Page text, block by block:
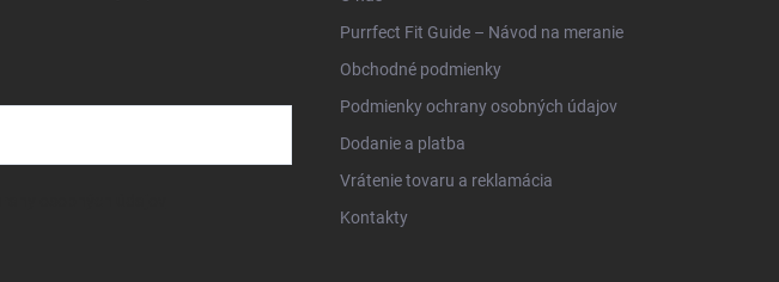
Purrfect Fit Guide – Návod na meranie
Obchodné podmienky
Podmienky ochrany osobných údajov
Dodanie a platba
Vrátenie tovaru a reklamácia
Kontakty